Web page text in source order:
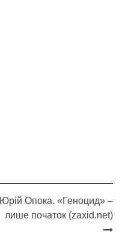
Юрій Опока. «Геноцид» –
лише початок (zaxid.net)